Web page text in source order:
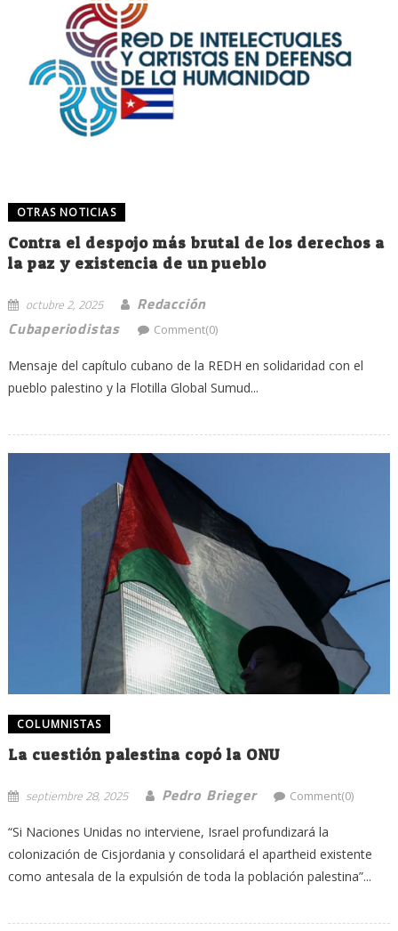
OTRAS NOTICIAS
Contra el despojo más brutal de los derechos a
la paz y existencia de un pueblo
octubre 2, 2025
Redacción
Cubaperiodistas
Comment(0)
Mensaje del capítulo cubano de la REDH en solidaridad con el
pueblo palestino y la Flotilla Global Sumud...
COLUMNISTAS
La cuestión palestina copó la ONU
septiembre 28, 2025 Pedro Brieger Comment(0)
“Si Naciones Unidas no interviene, Israel profundizará la
colonización de Cisjordania y consolidará el apartheid existente
como antesala de la expulsión de toda la población palestina”...